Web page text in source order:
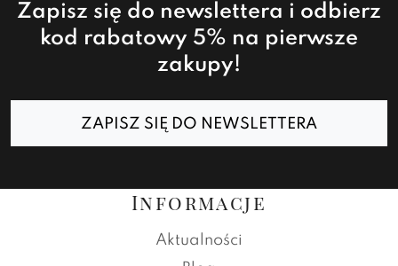
Zapisz się do newslettera i odbierz
kod rabatowy 5% na pierwsze
zakupy!
ZAPISZ SIĘ DO NEWSLETTERA
Informacje
Aktualności